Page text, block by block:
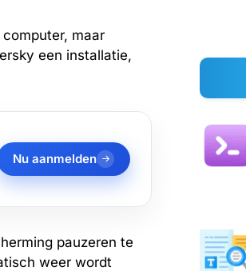
maar
een installatie,
Nu aanmelden
pauzeren te
weer wordt